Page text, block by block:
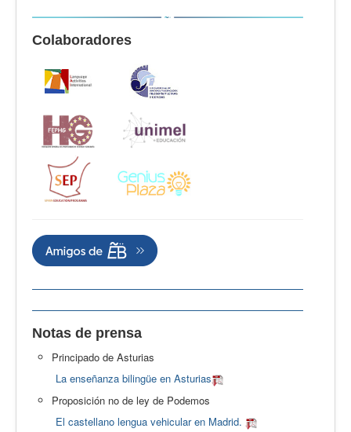
Colaboradores
Notas de prensa
Principado de Asturias
La enseñanza bilingüe en Asturias
Proposición no de ley de Podemos
El castellano lengua vehicular en Madrid.